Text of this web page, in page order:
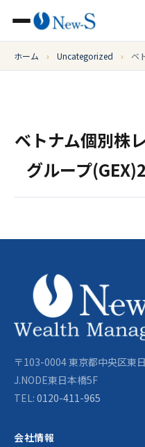
ホーム › Uncategorized › ベ
ベトナム個別株
グループ
〒103-0004 東京都中央区東
J.NODE東日本橋5F
TEL: 0120-411-965
会社情報